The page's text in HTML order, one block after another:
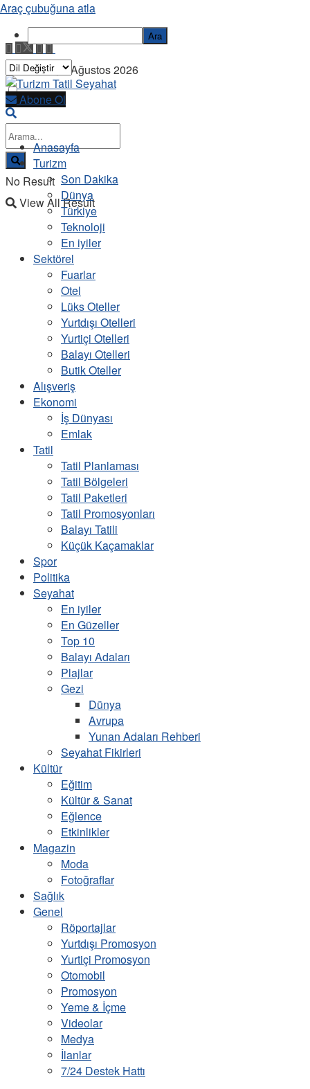
Cumartesi, 8 Ağustos 2026
No Result
View All Result
Abone Ol
Anasayfa
Turizm
Son Dakika
Dünya
Türkiye
Teknoloji
En iyiler
Sektörel
Fuarlar
Otel
Lüks Oteller
Yurtdışı Otelleri
Yurtiçi Otelleri
Balayı Otelleri
Butik Oteller
Alışveriş
Ekonomi
İş Dünyası
Emlak
Tatil
Tatil Planlaması
Tatil Bölgeleri
Tatil Paketleri
Tatil Promosyonları
Balayı Tatili
Küçük Kaçamaklar
Spor
Politika
Seyahat
En iyiler
En Güzeller
Top 10
Balayı Adaları
Plajlar
Gezi
Dünya
Avrupa
Yunan Adaları Rehberi
Seyahat Fikirleri
Kültür
Eğitim
Kültür & Sanat
Eğlence
Etkinlikler
Magazin
Moda
Fotoğraflar
Sağlık
Genel
Röportajlar
Yurtdışı Promosyon
Yurtiçi Promosyon
Otomobil
Promosyon
Yeme & İçme
Videolar
Medya
İlanlar
7/24 Destek Hattı
Araç çubuğuna atla
Ara